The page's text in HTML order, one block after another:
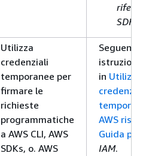
SDKs
Utilizza
credenziali
temporanee per
firmare le
richieste
programmatiche
a AWS CLI, AWS
SDKs, o. AWS
in
AWS
Guida per
IAM.